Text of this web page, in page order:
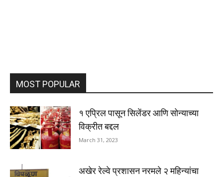
MOST POPULAR
१ एप्रिल पासून सिलेंडर आणि सोन्याच्या
विक्रीत बद्दल
March 31, 2023
अखेर रेल्वे प्रशासन नरमले २ महिन्यांचा